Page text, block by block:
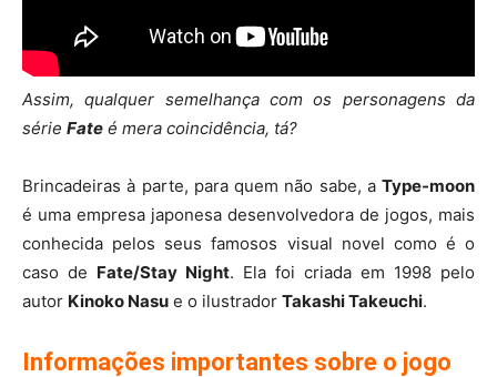
Assim, qualquer semelhança com os personagens da
série Fate é mera coincidência, tá?
Brincadeiras à parte, para quem não sabe, a Type-moon
é uma empresa japonesa desenvolvedora de jogos, mais
conhecida pelos seus famosos visual novel como é o
caso de Fate/Stay Night. Ela foi criada em 1998 pelo
autor Kinoko Nasu e o ilustrador Takashi Takeuchi.
Informações importantes sobre o jogo